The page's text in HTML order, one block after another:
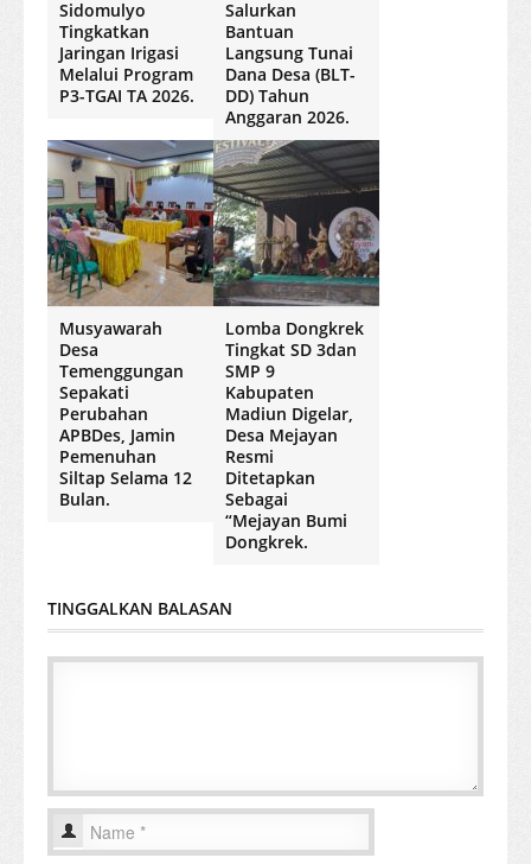
Sidomulyo
Tingkatkan
Jaringan Irigasi
Melalui Program
P3-TGAI TA 2026.
Salurkan
Bantuan
Langsung Tunai
Dana Desa (BLT-
DD) Tahun
Anggaran 2026.
Musyawarah
Desa
Temenggungan
Sepakati
Perubahan
APBDes, Jamin
Pemenuhan
Siltap Selama 12
Bulan.
Lomba Dongkrek
Tingkat SD 3dan
SMP 9
Kabupaten
Madiun Digelar,
Desa Mejayan
Resmi
Ditetapkan
Sebagai
“Mejayan Bumi
Dongkrek.
TINGGALKAN BALASAN